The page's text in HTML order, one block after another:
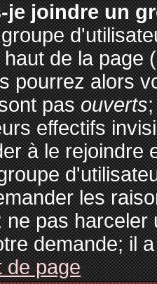
je joindre un
de la page
pourrez alors
pasouverts
effectifs
à le rejoindre
les
ne pas
demande; il
de page